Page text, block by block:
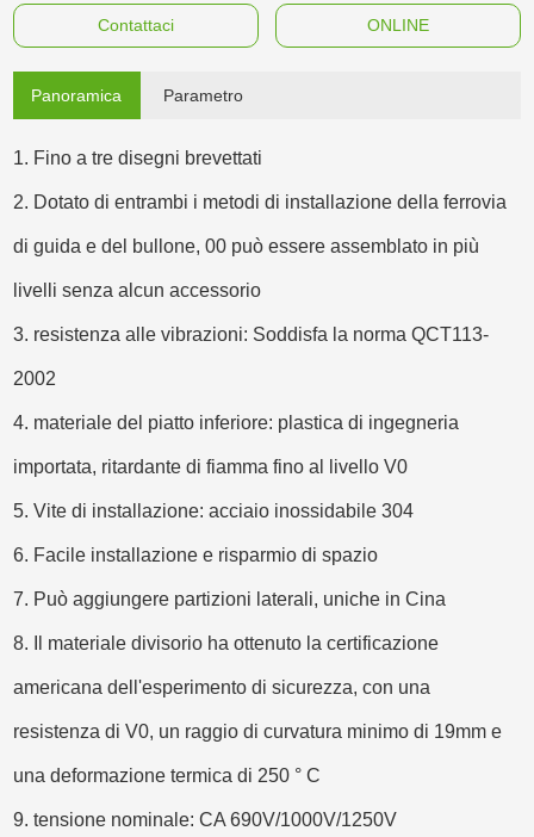
Contattaci ONLINE
Panoramica Parametro
1. Fino a tre disegni brevettati
2. Dotato di entrambi i metodi di installazione della ferrovia
di guida e del bullone, 00 può essere assemblato in più
livelli senza alcun accessorio
3. resistenza alle vibrazioni: Soddisfa la norma QCT113-
2002
4. materiale del piatto inferiore: plastica di ingegneria
importata, ritardante di fiamma fino al livello V0
5. Vite di installazione: acciaio inossidabile 304
6. Facile installazione e risparmio di spazio
7. Può aggiungere partizioni laterali, uniche in Cina
8. Il materiale divisorio ha ottenuto la certificazione
americana dell'esperimento di sicurezza, con una
resistenza di V0, un raggio di curvatura minimo di 19mm e
una deformazione termica di 250 ° C
9. tensione nominale: CA 690V/1000V/1250V